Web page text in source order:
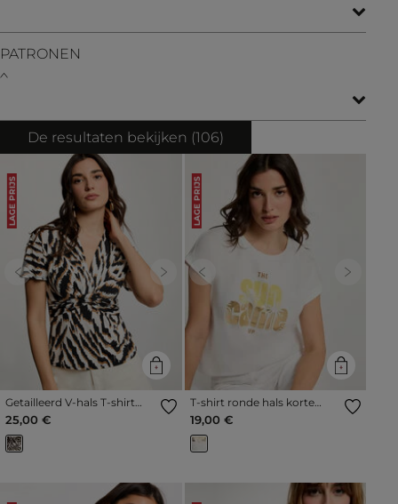
PATRONEN
De resultaten bekijken (106)
LAGE PRIJS
Previous Next
Getailleerd V-hals T-shirt
meerkleurig vrouw
25,00 €
LAGE PRIJS
Previous Next
T-shirt ronde hals korte
mouwen helder wit vrouw
19,00 €